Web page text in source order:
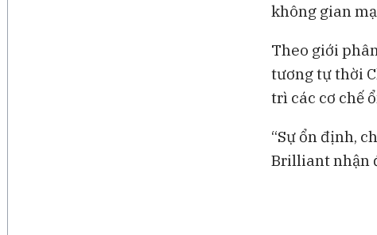
không gian
Theo giới
tương tự thời
trì các cơ chế
“Sự ổn định,
Brilliant nhận